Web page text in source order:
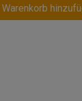
Warenkorb